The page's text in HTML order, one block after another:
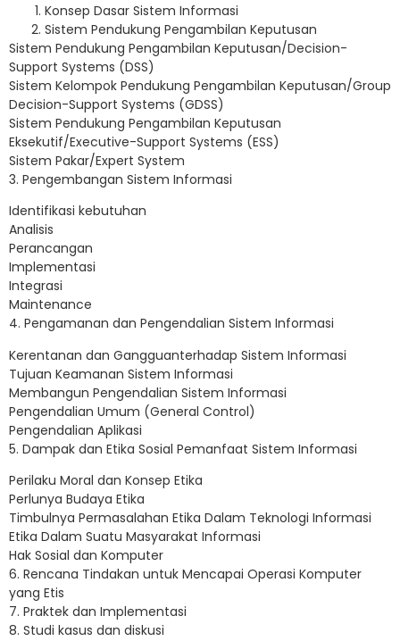
Konsep Dasar Sistem Informasi
Sistem Pendukung Pengambilan Keputusan
Sistem Pendukung Pengambilan Keputusan/Decision-
Support Systems (DSS)
Sistem Kelompok Pendukung Pengambilan Keputusan/Group
Decision-Support Systems (GDSS)
Sistem Pendukung Pengambilan Keputusan
Eksekutif/Executive-Support Systems (ESS)
Sistem Pakar/Expert System
3. Pengembangan Sistem Informasi
Identifikasi kebutuhan
Analisis
Perancangan
Implementasi
Integrasi
Maintenance
4. Pengamanan dan Pengendalian Sistem Informasi
Kerentanan dan Gangguanterhadap Sistem Informasi
Tujuan Keamanan Sistem Informasi
Membangun Pengendalian Sistem Informasi
Pengendalian Umum (General Control)
Pengendalian Aplikasi
5. Dampak dan Etika Sosial Pemanfaat Sistem Informasi
Perilaku Moral dan Konsep Etika
Perlunya Budaya Etika
Timbulnya Permasalahan Etika Dalam Teknologi Informasi
Etika Dalam Suatu Masyarakat Informasi
Hak Sosial dan Komputer
6. Rencana Tindakan untuk Mencapai Operasi Komputer
yang Etis
7. Praktek dan Implementasi
8. Studi kasus dan diskusi